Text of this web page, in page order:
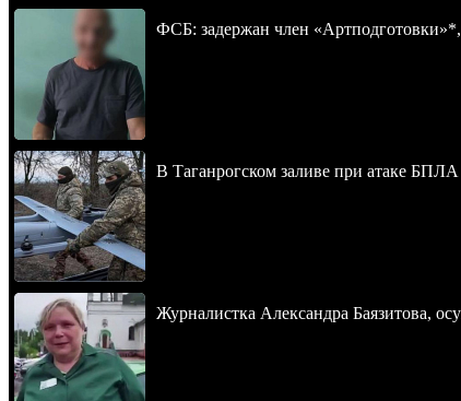
ФСБ: задержан член
В Таганрогском заливе при атаке
Журналистка Александра Баязитова,